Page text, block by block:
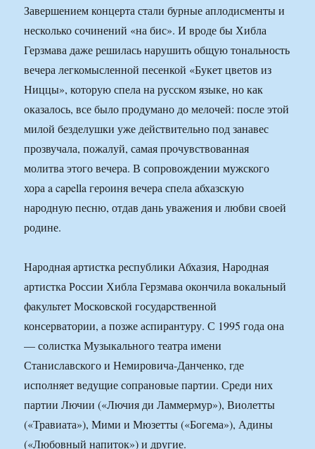
Завершением концерта стали бурные аплодисменты и
несколько сочинений «на бис». И вроде бы Хибла
Герзмава даже решилась нарушить общую тональность
вечера легкомысленной песенкой «Букет цветов из
Ниццы», которую спела на русском языке, но как
оказалось, все было продумано до мелочей: после этой
милой безделушки уже действительно под занавес
прозвучала, пожалуй, самая прочувствованная
молитва этого вечера. В сопровождении мужского
хора a capella героиня вечера спела абхазскую
народную песню, отдав дань уважения и любви своей
родине.
Народная артистка республики Абхазия, Народная
артистка России Хибла Герзмава окончила вокальный
факультет Московской государственной
консерватории, а позже аспирантуру. С 1995 года она
— солистка Музыкального театра имени
Станиславского и Немировича-Данченко, где
исполняет ведущие сопрановые партии. Среди них
партии Лючии («Лючия ди Ламмермур»), Виолетты
(«Травиата»), Мими и Мюзетты («Богема»), Адины
(«Любовный напиток») и другие.